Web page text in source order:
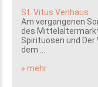
St. Vitus Venhaus
Am vergangenen
des
Spirituosen und
dem ...
» mehr